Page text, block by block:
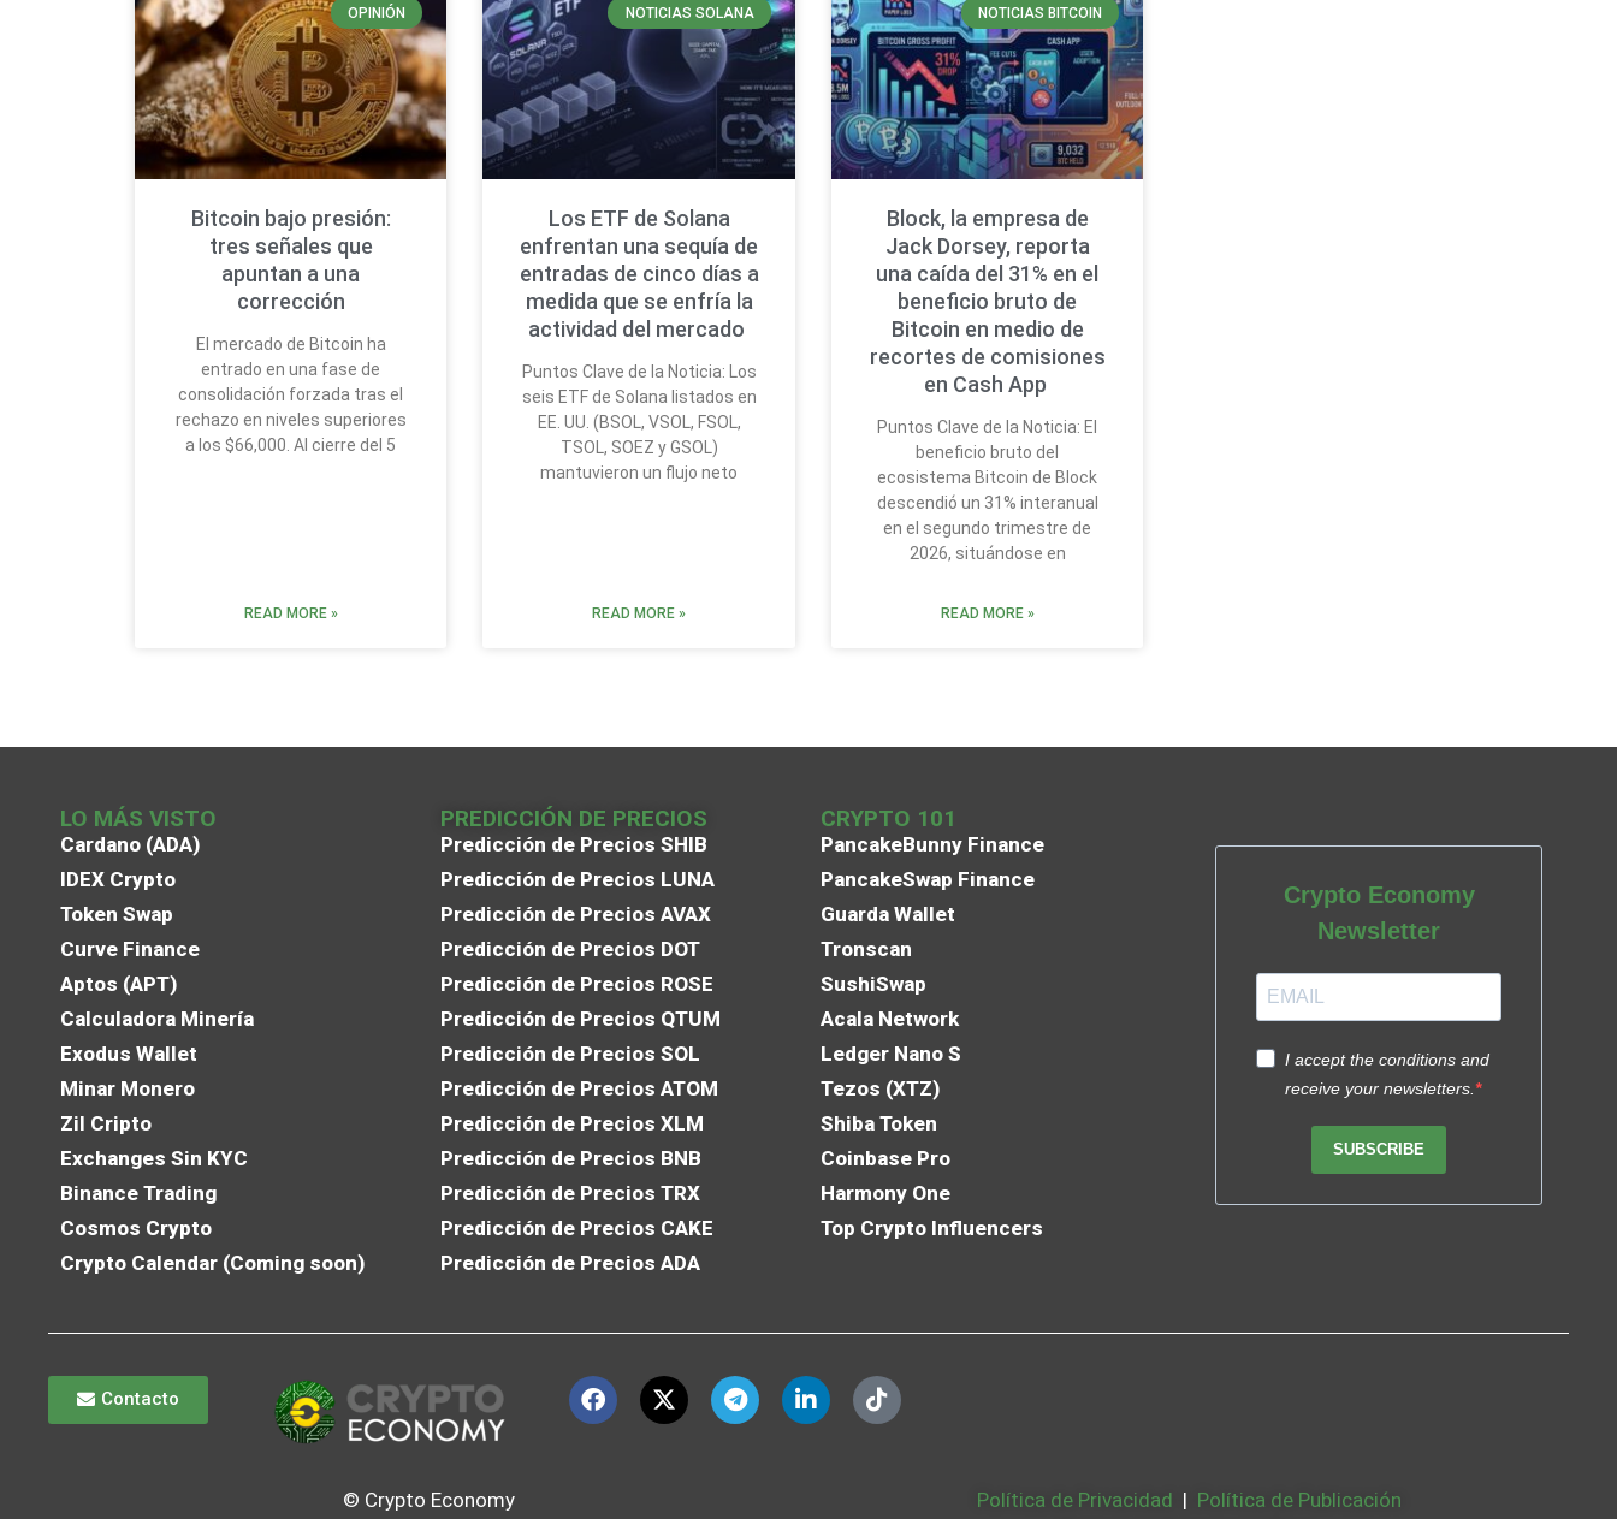
OPINIÓN
Bitcoin bajo presión:
tres señales que
apuntan a una
corrección
El mercado de Bitcoin ha
entrado en una fase de
consolidación forzada tras el
rechazo en niveles superiores
a los $66,000. Al cierre del 5
READ MORE »
NOTICIAS SOLANA
Los ETF de Solana
enfrentan una sequía de
entradas de cinco días a
medida que se enfría la
actividad del mercado
Puntos Clave de la Noticia: Los
seis ETF de Solana listados en
EE. UU. (BSOL, VSOL, FSOL,
TSOL, SOEZ y GSOL)
mantuvieron un flujo neto
READ MORE »
NOTICIAS BITCOIN
Block, la empresa de
Jack Dorsey, reporta
una caída del 31% en el
beneficio bruto de
Bitcoin en medio de
recortes de comisiones
en Cash App
Puntos Clave de la Noticia: El
beneficio bruto del
ecosistema Bitcoin de Block
descendió un 31% interanual
en el segundo trimestre de
2026, situándose en
READ MORE »
LO MÁS VISTO
Cardano (ADA)
IDEX Crypto
Token Swap
Curve Finance
Aptos (APT)
Calculadora Minería
Exodus Wallet
Minar Monero
Zil Cripto
Exchanges Sin KYC
Binance Trading
Cosmos Crypto
Crypto Calendar (Coming soon)
PREDICCIÓN DE PRECIOS
Predicción de Precios SHIB
Predicción de Precios LUNA
Predicción de Precios AVAX
Predicción de Precios DOT
Predicción de Precios ROSE
Predicción de Precios QTUM
Predicción de Precios SOL
Predicción de Precios ATOM
Predicción de Precios XLM
Predicción de Precios BNB
Predicción de Precios TRX
Predicción de Precios CAKE
Predicción de Precios ADA
CRYPTO 101
PancakeBunny Finance
PancakeSwap Finance
Guarda Wallet
Tronscan
SushiSwap
Acala Network
Ledger Nano S
Tezos (XTZ)
Shiba Token
Coinbase Pro
Harmony One
Top Crypto Influencers
Crypto Economy
Newsletter
I accept the conditions and
receive your newsletters.
SUBSCRIBE
Contacto
© Crypto Economy Política de Privacidad | Política de Publicación